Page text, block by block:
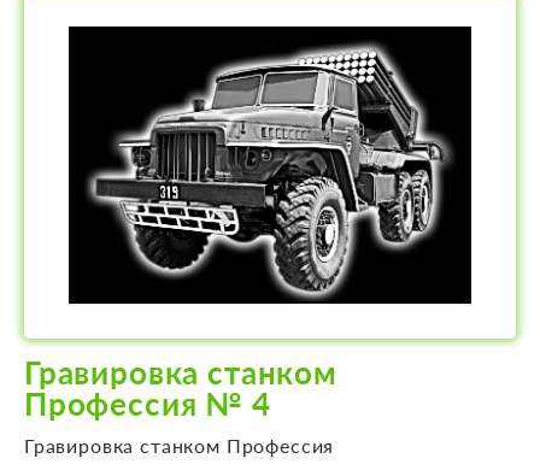
Гравировка станком
Профессия № 4
Гравировка станком Профессия